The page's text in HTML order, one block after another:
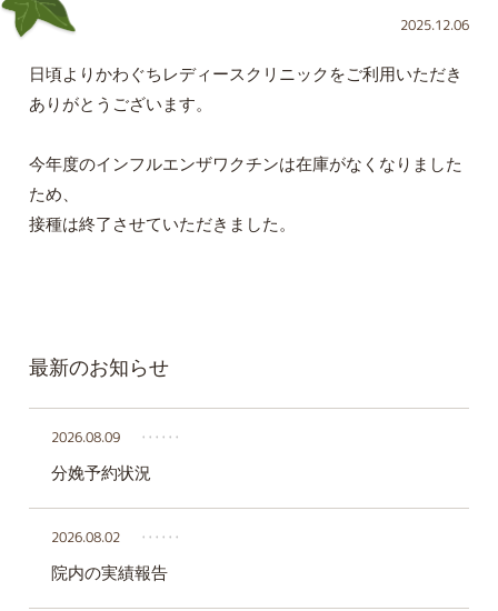
2025.12.06
日頃よりかわぐちレディースクリニックをご利用いただき
ありがとうございます。
今年度のインフルエンザワクチンは在庫がなくなりました
ため、
接種は終了させていただきました。
最新のお知らせ
2026.08.09
‥‥‥
分娩予約状況
2026.08.02
‥‥‥
院内の実績報告